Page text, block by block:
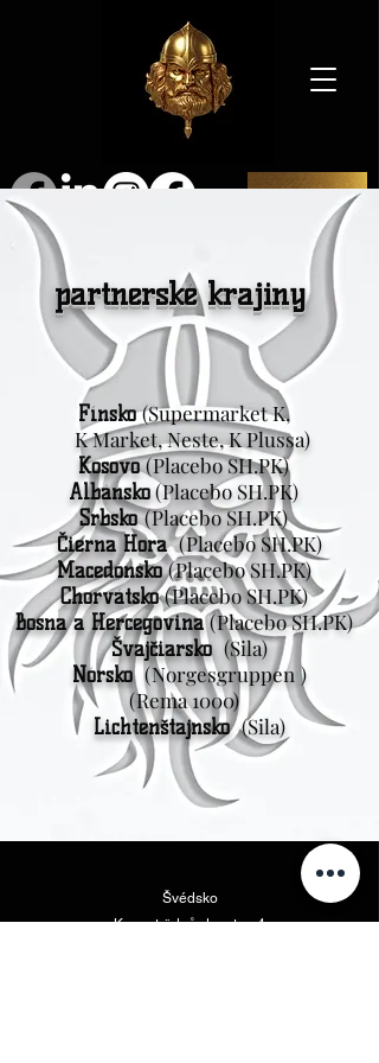
SHOP
partnerské krajiny
Fínsko (Supermarket K,
K Market, Neste, K Plussa)
Kosovo (Placebo SH.PK)
Albánsko (Placebo SH.PK)
Srbsko (Placebo SH.PK)
Čierna Hora (Placebo SH.PK)
Macedónsko (Placebo SH.PK)
Chorvátsko (Placebo SH.PK)
Bosna a Hercegovina (Placebo SH.PK)
Švajčiarsko (Sila)
Nórsko (Norgesgruppen )
(Rema 1000)
Lichtenštajnsko (Sila)
Švédsko
Kungsträdgårdsgatan 4